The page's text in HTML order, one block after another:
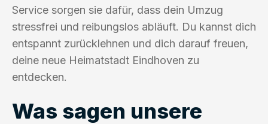
Service sorgen sie dafür, dass dein Umzug
stressfrei und reibungslos abläuft. Du kannst dich
entspannt zurücklehnen und dich darauf freuen,
deine neue Heimatstadt Eindhoven zu
entdecken.
Was sagen unsere